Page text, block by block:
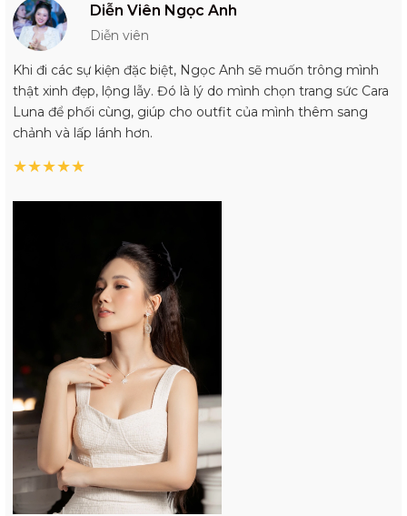
Diễn Viên Ngọc Anh
Diễn viên
Khi đi các sự kiện đặc biệt, Ngọc Anh sẽ muốn trông mình
thật xinh đẹp, lộng lẫy. Đó là lý do mình chọn trang sức Cara
Luna để phối cùng, giúp cho outfit của mình thêm sang
chảnh và lấp lánh hơn.
★★★★★